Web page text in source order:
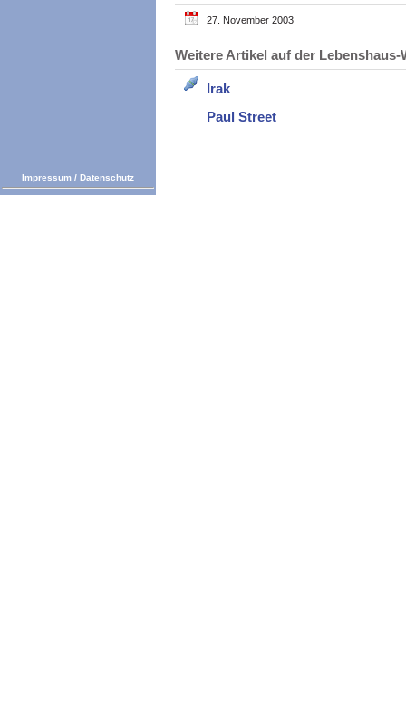
27. November 2003
Weitere Artikel auf der
Irak
Paul Street
Impressum / Datenschutz